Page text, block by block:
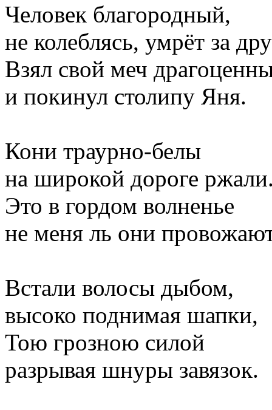
Человек благородный,
не колеблясь, умрёт за
Взял свой меч
и покинул столипу Яня.
Кони траурно-белы
на широкой дороге
Это в гордом волненье
не меня ль они
Встали волосы дыбом,
высоко поднимая шапки,
Тою грозною силой
разрывая шнуры завязок.